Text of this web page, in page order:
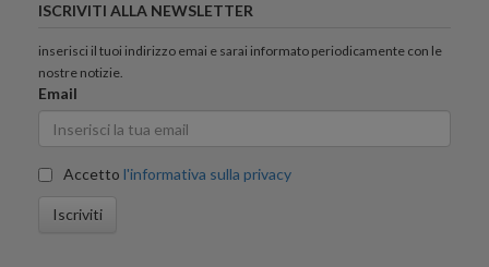
ISCRIVITI ALLA NEWSLETTER
inserisci il tuoi indirizzo emai e sarai informato periodicamente con le
nostre notizie.
Email
Accetto l'informativa sulla privacy
Iscriviti